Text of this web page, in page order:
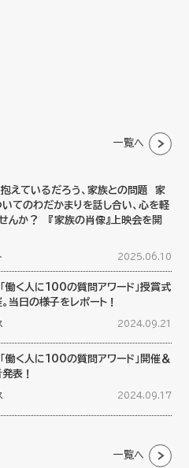
一覧へ
抱えているだろう、家族との問題 家
てのわだかまりを話し合い、心を軽
んか？ 『家族の肖像』上映会を開
2025.06.10
働く人に100の質問アワード」授賞式
当日の様子をレポート！
2024.09.21
働く人に100の質問アワード」開催＆
表！
2024.09.17
一覧へ